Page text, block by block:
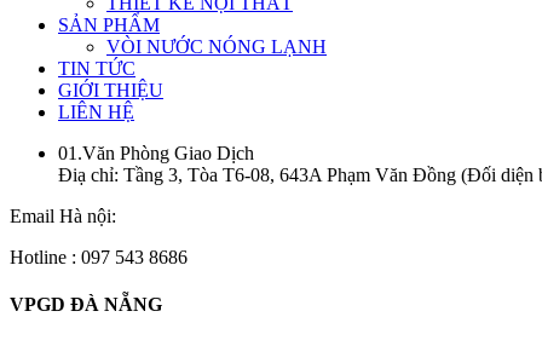
SẢN PHẨM
VÒI NƯỚC NÓNG LẠNH
TIN TỨC
GIỚI THIỆU
LIÊN HỆ
01.Văn Phòng Giao Dịch
Điạ chỉ: Tầng 3, Tòa T6-08, 643A Phạm Văn Đồng (Đối diện
Email Hà nội:
Hotline : 097 543 8686
VPGD ĐÀ NẴNG